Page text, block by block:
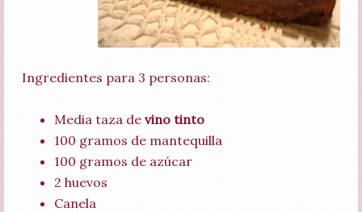
Ingredientes para 3 personas:
Media taza de vino tinto
100 gramos de mantequilla
100 gramos de azúcar
2 huevos
Canela